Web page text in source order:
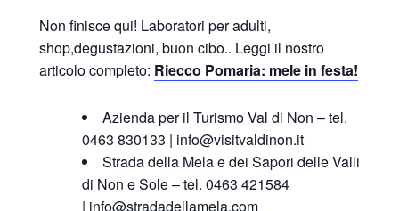
Non finisce qui! Laboratori per adulti,
shop,degustazioni, buon cibo.. Leggi il nostro
articolo completo: Riecco Pomaria: mele in festa!
Azienda per il Turismo Val di Non –tel.
0463 830133 | info@visitvaldinon.it
Strada della Mela e dei Sapori delle Valli
di Non e Sole – tel. 0463 421584
| info@stradadellamela.com